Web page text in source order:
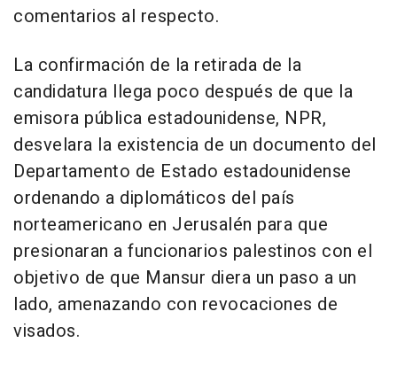
comentarios al respecto.
La confirmación de la retirada de la
candidatura llega poco después de que la
emisora pública estadounidense, NPR,
desvelara la existencia de un documento del
Departamento de Estado estadounidense
ordenando a diplomáticos del país
norteamericano en Jerusalén para que
presionaran a funcionarios palestinos con el
objetivo de que Mansur diera un paso a un
lado, amenazando con revocaciones de
visados.